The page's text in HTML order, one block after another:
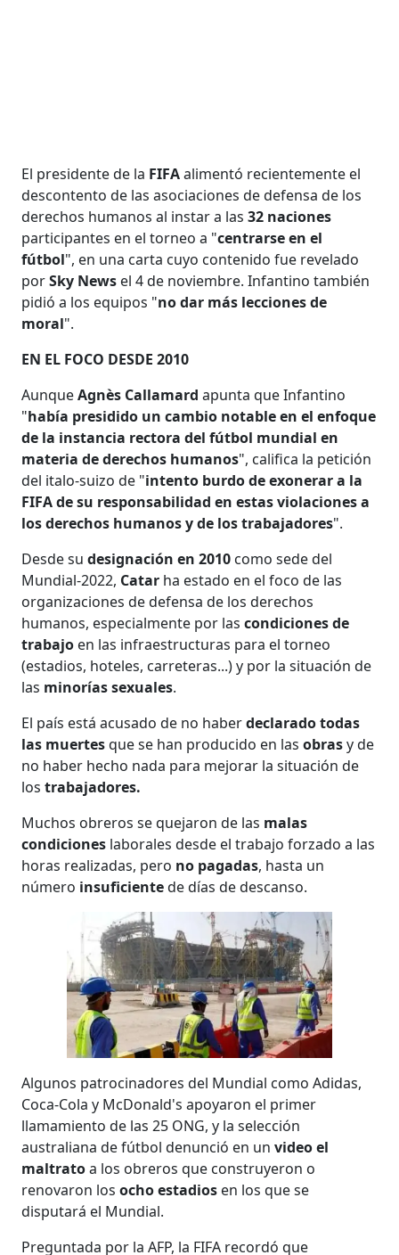
El presidente de la FIFAalimentó recientemente el
descontento de las asociaciones de defensa de los
derechos humanos al instar a las32 naciones
participantes en el torneo a "centrarse en el
fútbol", en una carta cuyo contenido fue revelado
porSky News el 4 de noviembre. Infantino también
pidió a los equipos "no dar más lecciones de
moral".
EN EL FOCO DESDE 2010
AunqueAgnès Callamardapunta que Infantino
"había presidido un cambio notable en el enfoque
de la instancia rectora del fútbol mundial en
materia de derechos humanos", califica la petición
del italo-suizo de "intento burdo de exonerar a la
FIFA de su responsabilidad en estas violaciones a
los derechos humanos y de los trabajadores".
Desde sudesignación en 2010 como sede del
Mundial-2022, Catar ha estado en el foco de las
organizaciones de defensa de los derechos
humanos, especialmente por lascondiciones de
trabajo en las infraestructuras para el torneo
(estadios, hoteles, carreteras...) y por la situación de
las minorías sexuales.
El país está acusado de no haberdeclarado todas
las muertesque se han producido en lasobrasy de
no haber hecho nada para mejorar la situación de
lostrabajadores.
Muchos obreros se quejaron de las malas
condiciones laborales desde el trabajo forzado a las
horas realizadas, pero no pagadas, hasta un
número insuficientede días de descanso.
Algunos patrocinadores del Mundial como Adidas,
Coca-Cola y McDonald's apoyaron el primer
llamamiento de las 25 ONG, y la selección
australiana de fútbol denunció en unvideo el
maltratoa los obreros que construyeron o
renovaron los ocho estadios en los que se
disputará el Mundial.
Preguntada por la AFP, la FIFA recordó que